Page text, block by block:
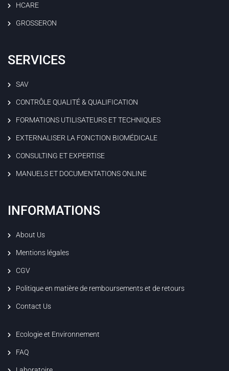
HCARE
GROSSERON
SERVICES
SAV
CONTRÔLE QUALITÉ & QUALIFICATION
FORMATIONS UTILISATEURS ET TECHNIQUES
EXTERNALISER LA FONCTION BIOMÉDICALE
CONSULTING ET EXPERTISE
MANUELS ET DOCUMENTATIONS ONLINE
INFORMATIONS
About Us
Mentions légales
CGV
Politique en matière de remboursements et de retours
Contact Us
Ecologie et Environnement
FAQ